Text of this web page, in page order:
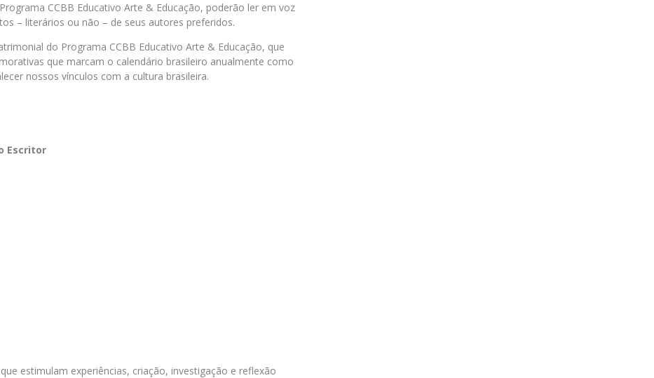
CCBB Educativo Arte & Educação, poderão ler em voz
– literários ou não – de seus autores preferidos.
do Programa CCBB Educativo Arte & Educação, que
que marcam o calendário brasileiro anualmente como
nossos vínculos com a cultura brasileira.
Escritor
estimulam experiências, criação, investigação e reflexão